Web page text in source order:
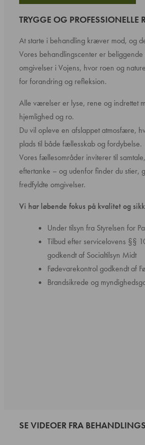
TRYGGE OG PROFESSIONELLE
At starte i behandling kræver mod, og
Vores behandlingscenter er beliggende
omgivelser i Vojens, hvor roen og
for forandring og refleksion.
Alle værelser er lyse, rene og indrettet
hjemlighed og ro.
Du vil opleve en afslappet atmosfære,
plads til både fællesskab og fordybelse.
Vores fællesområder inviterer til
eftertanke – og udenfor finder du stier,
fredfyldte omgivelser.
Vi har løbende fokus på kvalitet og
Under tilsyn fra Styrelsen for
Tilbud efter servicelovens §§
godkendt af Socialtilsyn Midt
Fødevarekontrol godkendt af
Brandsikrede og
SE VIDEOER FRA